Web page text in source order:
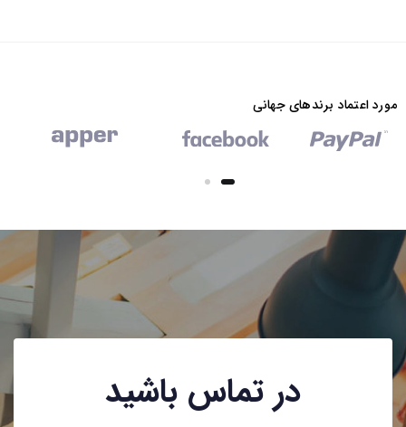
مورد اعتماد برندهای جهانی
در تماس باشید